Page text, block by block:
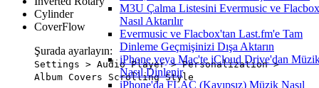
M3U Çalma Listesini Evermusic ve
Nasıl Aktarılır
Evermusic ve Flacbox'tan Last.fm'e Tam
Dinleme Geçmişinizi Dışa Aktarın
iPhone veya Mac'te iCloud Drive'dan
Nasıl Dinlenir
iPhone'da FLAC (Kayıpsız) Müzik Nasıl
Cylinder
CoverFlow
Şurada ayarlayın:
Settings > Audio Player > Personalization >
Album Covers Scrolling Style